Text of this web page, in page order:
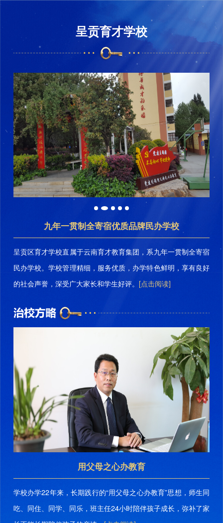
呈贡育才学校
九年一贯制全寄宿优质品牌民办学校
呈贡区育才学校直属于云南育才教育集团，系九年一贯制全寄宿
民办学校。学校管理精细，服务优质，办学特色鲜明，享有良好
的社会声誉，深受广大家长和学生好评。 [点击阅读]
用父母之心办教育
学校办学22年来，长期践行的“用父母之心办教育”思想，师生同
吃、同住、同学、同乐，班主任24小时陪伴孩子成长，弥补了家
呈贡育才学校
欢迎你！
坚持五育并举，办好人民满意的教育
2022昆明中小学校办学特色大观
扫码了解学校详情